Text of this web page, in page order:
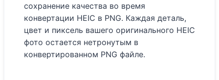
сохранение качества во время
конвертации HEIC в PNG. Каждая деталь,
цвет и пиксель вашего оригинального HEIC
фото остается нетронутым в
конвертированном PNG файле.